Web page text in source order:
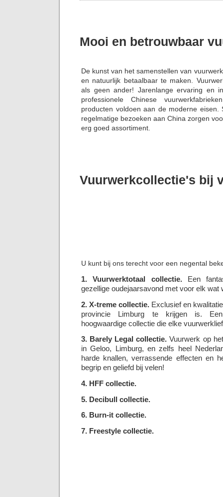
Mooi en betrouwbaar
De kunst van het samenstellen van
en natuurlijk betaalbaar te maken.
als geen ander! Jarenlange ervaring en
professionele Chinese
producten voldoen aan de moderne eisen.
regelmatige bezoeken aan China zorgen
erg goed assortiment.
Vuurwerkcollectie's bij
U kunt bij ons terecht voor een negental
1. Vuurwerktotaal collectie.Een
gezellige oudejaarsavond met voor elk wat
2. X-treme collectie. Exclusief en
provincie Limburg te krijgen is.
hoogwaardige collectie die elke
3. Barely Legal collectie. Vuurwerk op
in Geloo, Limburg, en zelfs heel
harde knallen, verrassende effecten en
begrip en geliefd bij velen!
4. HFF collectie.
5. Decibull collectie.
6. Burn-it collectie.
7. Freestyle collectie.